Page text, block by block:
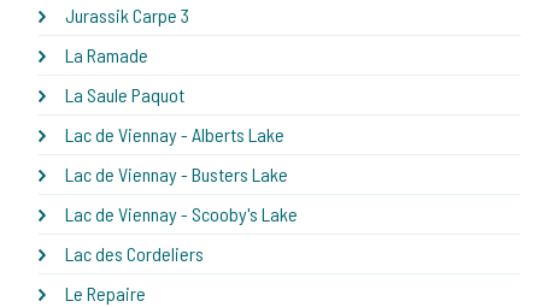
Jurassik Carpe 3
La Ramade
La Saule Paquot
Lac de Viennay - Alberts Lake
Lac de Viennay - Busters Lake
Lac de Viennay - Scooby's Lake
Lac des Cordeliers
Le Repaire